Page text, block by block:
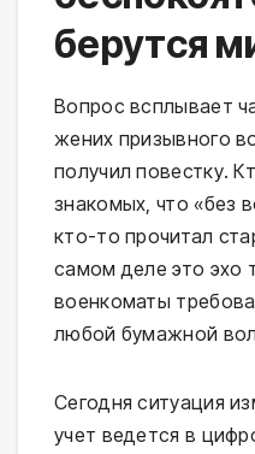
берутся
Вопрос всплывает
жених призывного
получил повестку.
знакомых, что «без
кто-то прочитал
самом деле это эхо
военкоматы
любой бумажной
Сегодня ситуация
учет ведется в